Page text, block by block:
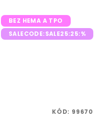
BEZ HEMA A TPO
SALECODE:SALE25:25:%
KÓD: 99670